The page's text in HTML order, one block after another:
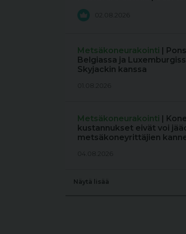
02.08.2026
Metsäkoneurakointi |
Belgiassa ja
Skyjackin kanssa
01.08.2026
Metsäkoneurakointi |
kustannukset eivät voi
metsäkoneyrittäjien
04.08.2026
Näytä lisää